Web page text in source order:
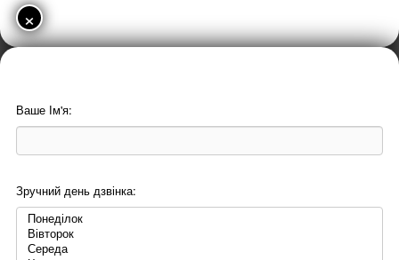
×
Ваше Ім'я:
Зручний день дзвінка: